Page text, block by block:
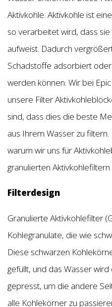
Aktivkohle. Aktivkohle ist
so verarbeitet wird, dass
aufweist. Dadurch
Schadstoffe adsorbiert
werden können. Wir bei
unsere Filter
sind, dass dies die beste
aus Ihrem Wasser zu
warum wir uns für
granulierten
Filterdesign
Granulierte Aktivkohlefilter
Kohlegranulate, die wie
Diese schwarzen
gefüllt, und das Wasser
gepresst, um die andere
alle Kohlekörner zu